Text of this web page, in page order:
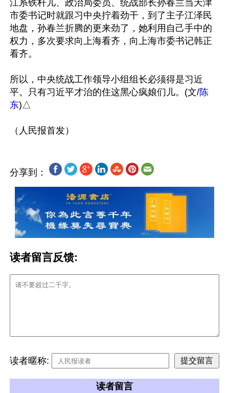
江系铁杆儿、政治局委员、统战部长孙春兰当天津
市委书记时就跟习中央拧着劲干，到了主子江泽民
地盘，孙春兰折腾的更来劲了，她利用自己手中的
权力，多次要求向上海看齐，向上海市委书记韩正
看齐。
所以，中央统战工作领导小组组长必须得是习近
平。只有习近平才治的住这黑心疯娘们儿。(文/陈
东)△
分享到：
读者留言反馈:
读者暱称:
读者留言